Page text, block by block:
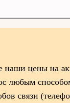
наши цены на
любым
связи